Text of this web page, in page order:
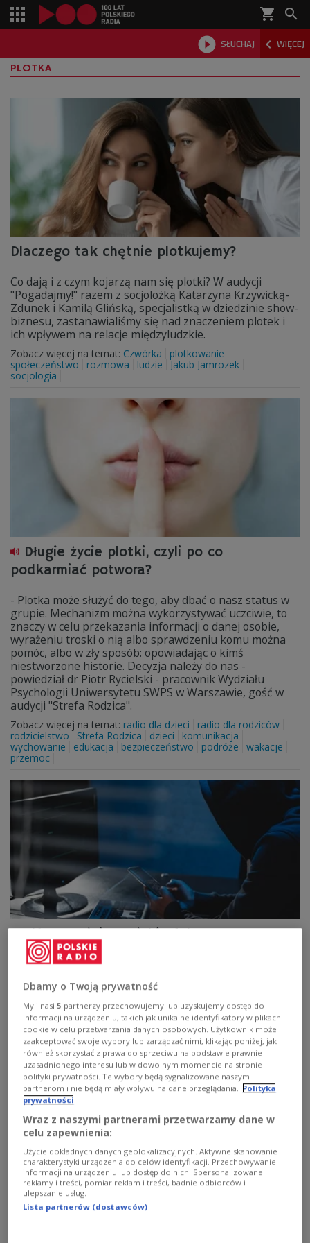
shopping_cart 
 SŁUCHAJ  WIĘCEJ

PLOTKA
Dlaczego tak chętnie plotkujemy?
Co dają i z czym kojarzą nam się plotki? W audycji
"Pogadajmy!" razem z socjolożką Katarzyna Krzywicką-
Zdunek i Kamilą Glińską, specjalistką w dziedzinie show-
biznesu, zastanawialiśmy się nad znaczeniem plotek i
ich wpływem na relacje międzyludzkie.
Zobacz więcej na temat: Czwórka
plotkowanie
społeczeństwo
rozmowa ludzie
Jakub Jamrozek
socjologia
Długie życie plotki, czyli po co
podkarmiać potwora?
- Plotka może służyć do tego, aby dbać o nasz status w
grupie. Mechanizm można wykorzystywać uczciwie, to
znaczy w celu przekazania informacji o danej osobie,
wyrażeniu troski o nią albo sprawdzeniu komu można
pomóc, albo w zły sposób: opowiadając o kimś
niestworzone historie. Decyzja należy do nas -
powiedział dr Piotr Rycielski - pracownik Wydziału
Psychologii Uniwersytetu SWPS w Warszawie, gość w
audycji "Strefa Rodzica".
Zobacz więcej na temat: radio dla dzieci
radio dla rodziców
rodzicielstwo
Strefa Rodzica dzieci
komunikacja
wychowanie
edukacja bezpieczeństwo podróże
wakacje
przemoc
Bądźmy czujni: rosyjskie fake newsy są
bardzo groźne!
Rosyjska dezinformacja wciąż szuka nowych dróg
działania. Obecnie pojawia się dużo fake'owych kont,
które wykorzystywane są np. do prób podburzania i
konfliktowania mieszkańców terenów przygranicznych.
Rozpowszechniają fake newsy i plotki, które potrafią
narobić zamieszania, zdestabilizować i tak napiętą
sytuację.
Zobacz więcej na temat:społeczeństwo hakerzy fake news
dezinformacja
Rosja Karol Gnat Trójka
Dbamy o Twoją prywatność
My i nasi5 partnerzy przechowujemy lub uzyskujemy dostęp do
informacji na urządzeniu, takich jak unikalne identyfikatory w plikach
cookie w celu przetwarzania danych osobowych. Użytkownik może
zaakceptować swoje wybory lub zarządzać nimi, klikając poniżej, jak
również skorzystać z prawa do sprzeciwu na podstawie prawnie
uzasadnionego interesu lub w dowolnym momencie na stronie
polityki prywatności. Te wybory będą sygnalizowane naszym
partnerom i nie będą miały wpływu na dane przeglądania. Polityka
prywatności
Wraz z naszymi partnerami przetwarzamy dane w
celu zapewnienia:
Użycie dokładnych danych geolokalizacyjnych. Aktywne skanowanie
charakterystyki urządzenia do celów identyfikacji. Przechowywanie
informacji na urządzeniu lub dostęp do nich. Spersonalizowane
reklamy i treści, pomiar reklam i treści, badnie odbiorców i
ulepszanie usług.
Lista partnerów (dostawców)